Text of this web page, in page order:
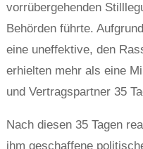
vorrübergehenden
Behörden führte.
eine uneffektive, den
erhielten mehr als eine
und Vertragspartner 35
Nach diesen 35 Tagen
ihm geschaffene